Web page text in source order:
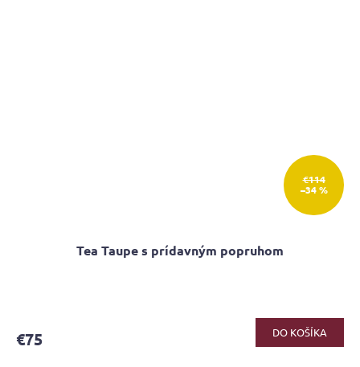
€114
–34 %
Tea Taupe s prídavným popruhom
€75 DO KOŠÍKA